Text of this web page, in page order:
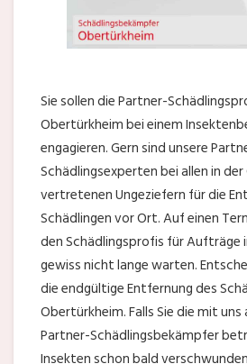
Sie sollen die Partner-
Obertürkheim bei einem
engagieren. Gern sind unsere
Schädlingsexperten bei allen in der
vertretenen Ungeziefern für die
Schädlingen vor Ort. Auf einen
den Schädlingsprofis für Aufträge
gewiss nicht lange warten.
die endgültige Entfernung des
Obertürkheim. Falls Sie die mit
Partner-Schädlingsbekämpfer
Insekten schon bald